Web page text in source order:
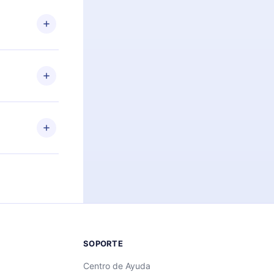
el
de
más de
leer o
iOS,
momento
SOPORTE
Centro de Ayuda